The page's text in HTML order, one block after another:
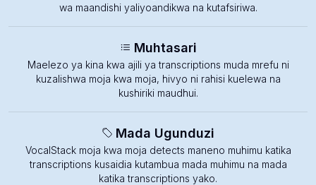
wa maandishi yaliyoandikwa na kutafsiriwa.
Muhtasari
Maelezo ya kina kwa ajili ya transcriptions muda mrefu ni
kuzalishwa moja kwa moja, hivyo ni rahisi kuelewa na
kushiriki maudhui.
Mada Ugunduzi
VocalStack moja kwa moja detects maneno muhimu katika
transcriptions kusaidia kutambua mada muhimu na mada
katika transcriptions yako.